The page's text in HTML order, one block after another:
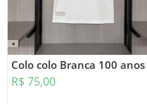
Colo colo Branca 100 anos
R$ 75,00